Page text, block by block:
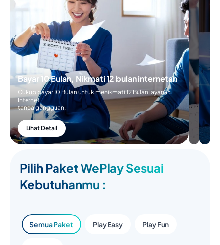
Bayar 10 Bulan, Nikmati 12 bulan internetan
Cukup bayar 10 Bulan untuk menikmati 12 Bulan layanan
Internet
tanpa gangguan.
Lihat Detail
Pilih Paket WePlay Sesuai
Kebutuhanmu :
Semua Paket Play Easy Play Fun